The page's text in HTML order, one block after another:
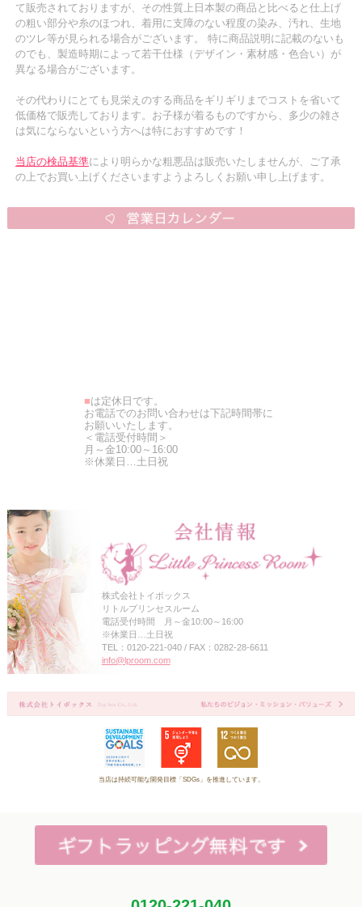
て販売されておりますが、その性質上日本製の商品と比べると仕上げ
の粗い部分や糸のほつれ、着用に支障のない程度の染み、汚れ、生地
のツレ等が見られる場合がございます。 特に商品説明に記載のないも
のでも、製造時期によって若干仕様（デザイン・素材感・色合い）が
異なる場合がございます。
その代わりにとても見栄えのする商品をギリギリまでコストを省いて
低価格で販売しております。お子様が着るものですから、多少の雑さ
は気にならないという方へは特におすすめです！
当店の検品基準により明らかな粗悪品は販売いたしませんが、ご了承
の上でお買い上げくださいますようよろしくお願い申し上げます。
■は定休日です。
お電話でのお問い合わせは下記時間帯に
お願いいたします。
＜電話受付時間＞
月～金10:00～16:00
※休業日…土日祝
株式会社トイボックス
リトルプリンセスルーム
電話受付時間 月～金10:00～16:00
※休業日…土日祝
TEL：0120-221-040 / FAX：0282-28-6611
info@lproom.com
当店は持続可能な開発目標「SDGs」を推進しています。